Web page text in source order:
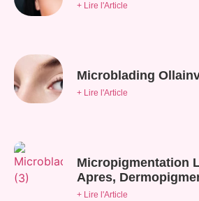
+ Lire l'Article
Microblading
+ Lire l'Article
Micropigmentation
Apres,
+ Lire l'Article